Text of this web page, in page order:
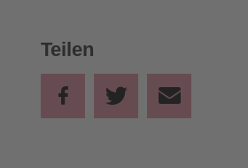
Teilen